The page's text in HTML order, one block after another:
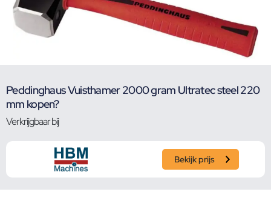
Peddinghaus Vuisthamer 2000 gram Ultratec steel 220
mm kopen?
Verkrijgbaar bij
Bekijk prijs